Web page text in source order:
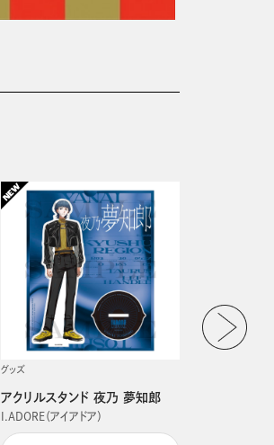
グッズ
アクリルスタンド 夜乃 夢知郎
I.ADORE（アイアドア）